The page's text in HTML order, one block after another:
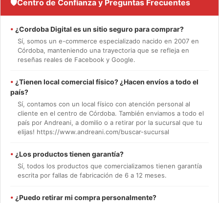
🛡️Centro de Confianza y Preguntas Frecuentes
• ¿Cordoba Digital es un sitio seguro para comprar?
Sí, somos un e-commerce especializado nacido en 2007 en
Córdoba, manteniendo una trayectoria que se refleja en
reseñas reales de Facebook y Google.
• ¿Tienen local comercial físico? ¿Hacen envíos a todo el
país?
Sí, contamos con un local físico con atención personal al
cliente en el centro de Córdoba. También enviamos a todo el
país por Andreani, a domilio o a retirar por la sucursal que tu
elijas! https://www.andreani.com/buscar-sucursal
• ¿Los productos tienen garantía?
Sí, todos los productos que comercializamos tienen garantía
escrita por fallas de fabricación de 6 a 12 meses.
• ¿Puedo retirar mi compra personalmente?